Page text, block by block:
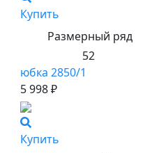
Купить
Размерный ряд
52
юбка 2850/1
5 998 ₽
Купить